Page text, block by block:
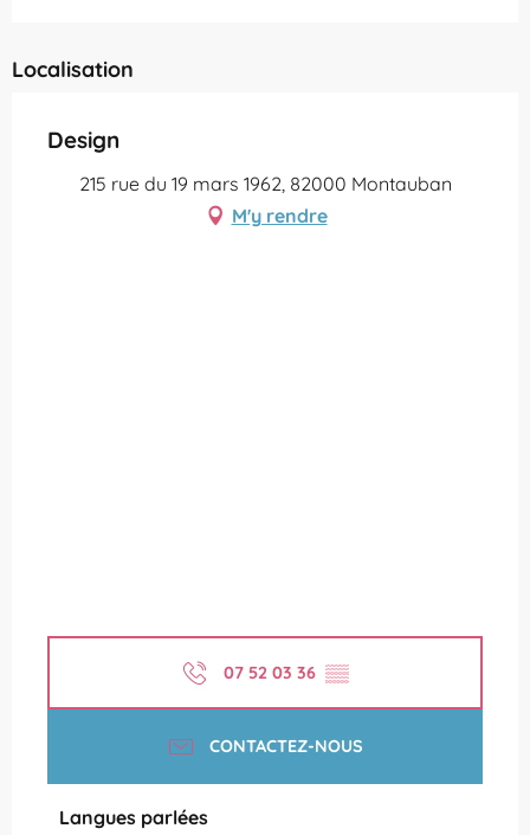
Localisation
Design
215 rue du 19 mars 1962, 82000 Montauban
M'y rendre
07 52 03 36 ▒▒
CONTACTEZ-NOUS
Langues parlées
Langues parlées